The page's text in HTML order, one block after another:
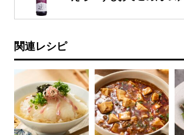
関連レシピ